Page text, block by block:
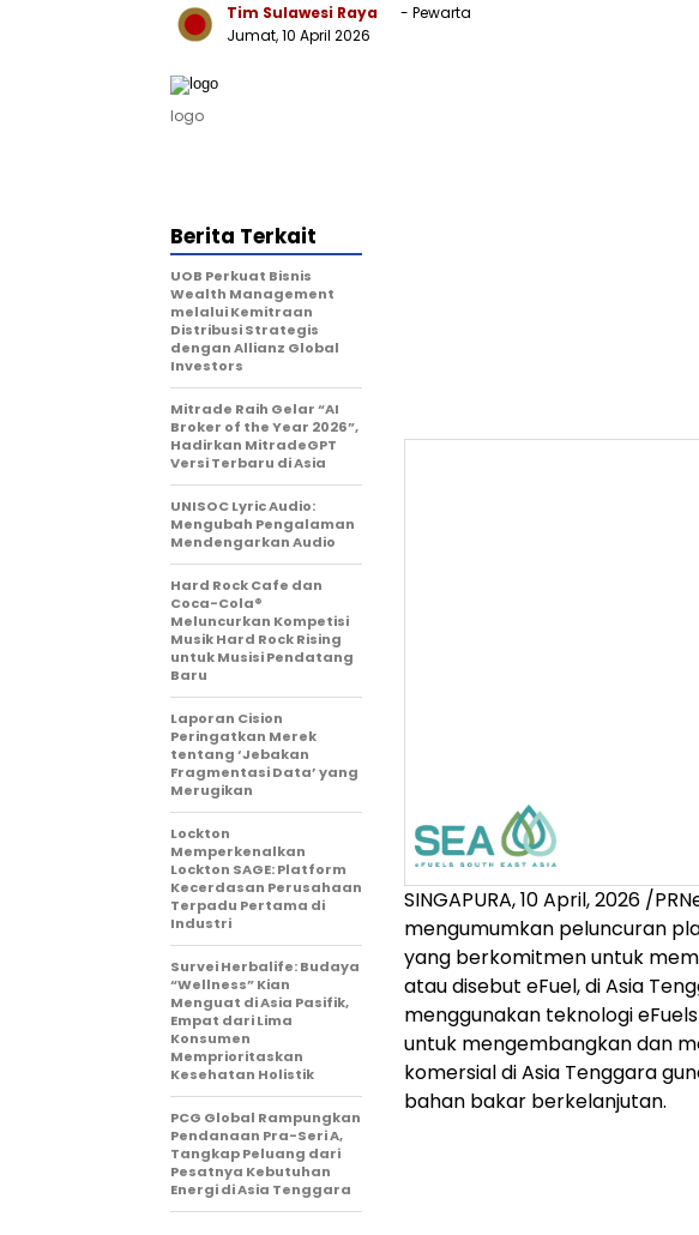
Tim Sulawesi Raya
- Pewarta
Jumat, 10 April 2026
logo
SINGAPURA,10 April, 2026 /
mengumumkan peluncuran
yang berkomitmen untuk
atau disebut eFuel, di Asia
menggunakan teknologi
untuk mengembangkan dan
komersial di Asia Tenggara
bahan bakar berkelanjutan.
Berita Terkait
UOB Perkuat Bisnis
Wealth Management
melalui Kemitraan
Distribusi Strategis
dengan Allianz Global
Investors
Mitrade Raih Gelar “AI
Broker of the Year 2026”,
Hadirkan MitradeGPT
Versi Terbaru di Asia
UNISOC Lyric Audio:
Mengubah Pengalaman
Mendengarkan Audio
Hard Rock Cafe dan
Coca-Cola®
Meluncurkan Kompetisi
Musik Hard Rock Rising
untuk Musisi Pendatang
Baru
Laporan Cision
Peringatkan Merek
tentang ‘Jebakan
Fragmentasi Data’ yang
Merugikan
Lockton
Memperkenalkan
Lockton SAGE: Platform
Kecerdasan Perusahaan
Terpadu Pertama di
Industri
Survei Herbalife: Budaya
“Wellness” Kian
Menguat di Asia Pasifik,
Empat dari Lima
Konsumen
Memprioritaskan
Kesehatan Holistik
PCG Global Rampungkan
Pendanaan Pra-Seri A,
Tangkap Peluang dari
Pesatnya Kebutuhan
Energi di Asia Tenggara